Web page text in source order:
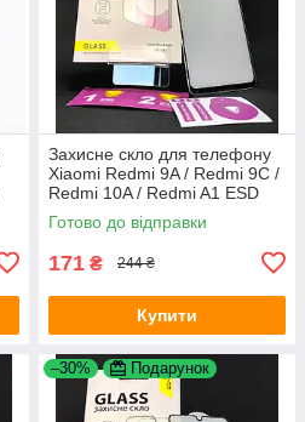
Захисне скло для телефону
Xiaomi Redmi 9A / Redmi 9C /
Redmi 10A / Redmi A1 ESD
Premium Black 4you
Готово до відправки
171 ₴ 244 ₴
Купити
–30% Подарунок